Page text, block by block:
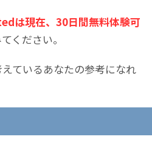
は現在、30日間無料体験可
ください。
ているあなたの参考になれ